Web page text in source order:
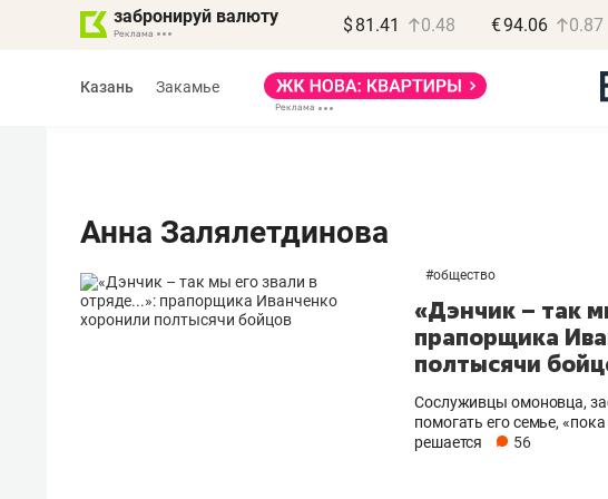
забронируй валюту $ 81.41 0.48 €94.06 0.87
Казань Закамье
Анна Залялетдинова
#общество
«Дэнчик – так
прапорщика
полтысячи
Сослуживцы омоновца,
помогать его семье,
решается
56